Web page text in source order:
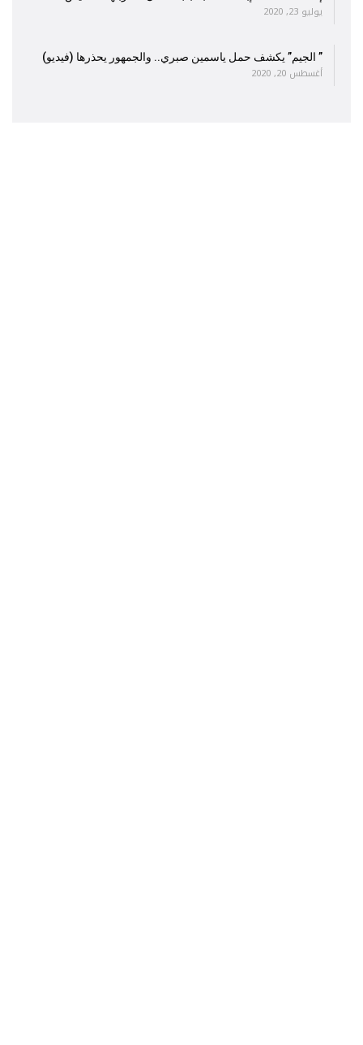
يوليو 23, 2020
” الجيم” يكشف حمل ياسمين صبري.. والجمهور يحذرها (فيديو)
أغسطس 20, 2020